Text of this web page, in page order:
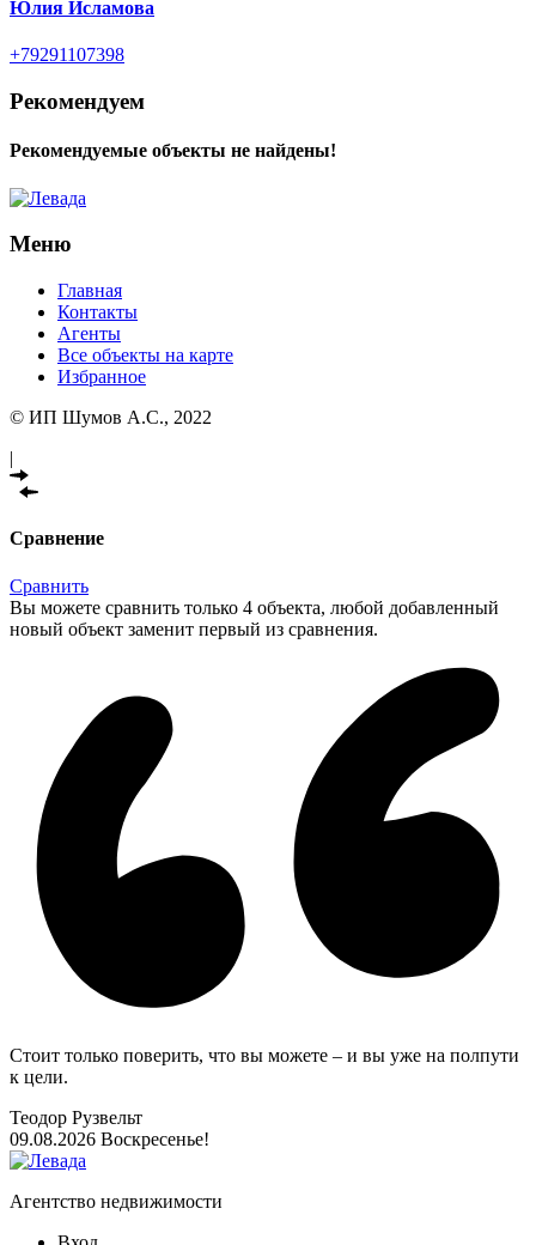
Юлия Исламова
+79291107398
Рекомендуем
Рекомендуемые объекты не найдены!
Меню
Главная
Контакты
Агенты
Все объекты на карте
Избранное
© ИП Шумов А.С., 2022
|
Сравнение
Сравнить
Вы можете сравнить только 4 объекта, любой добавленный
новый объект заменит первый из сравнения.
Стоит только поверить, что вы можете – и вы уже на полпути
к цели.
Теодор Рузвельт
09.08.2026 Воскресенье!
Агентство недвижимости